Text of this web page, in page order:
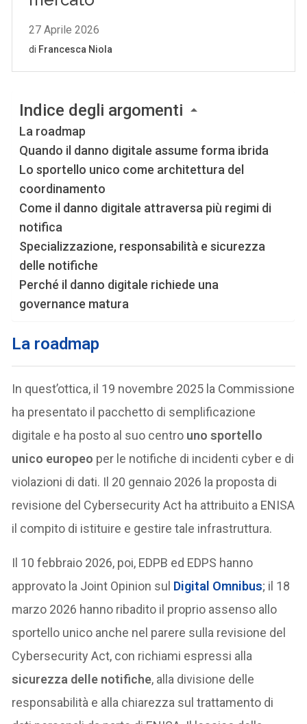
Indice degli argomenti
La roadmap
Quando il danno digitale assume forma ibrida
Lo sportello unico come architettura del
coordinamento
Come il danno digitale attraversa più regimi di
notifica
Specializzazione, responsabilità e sicurezza
delle notifiche
Perché il danno digitale richiede una
governance matura
La roadmap
In quest’ottica, il 19 novembre 2025 la Commissione
ha presentato il pacchetto di semplificazione
digitale e ha posto al suo centro uno sportello
unico europeo per le notifiche di incidenti cyber e di
violazioni di dati. Il 20 gennaio 2026 la proposta di
revisione del Cybersecurity Act ha attribuito a ENISA
il compito di istituire e gestire tale infrastruttura.
Il 10 febbraio 2026, poi, EDPB ed EDPS hanno
approvato la Joint Opinion sul Digital Omnibus; il 18
marzo 2026 hanno ribadito il proprio assenso allo
sportello unico anche nel parere sulla revisione del
Cybersecurity Act, con richiami espressi alla
sicurezza delle notifiche, alla divisione delle
responsabilità e alla chiarezza sul trattamento di